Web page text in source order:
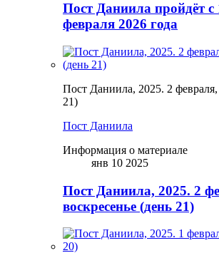
Пост Даниила пройдёт с
февраля 2026 года
Пост Даниила, 2025. 2 февраля,
21)
Пост Даниила
Информация о материале
янв 10 2025
Пост Даниила, 2025. 2
воскресенье (день 21)